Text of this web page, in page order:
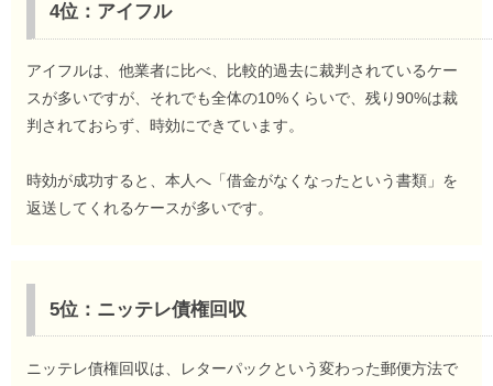
4位：アイフル
アイフルは、他業者に比べ、比較的過去に裁判されているケー
スが多いですが、それでも全体の10%くらいで、残り90%は裁
判されておらず、時効にできています。
時効が成功すると、本人へ「借金がなくなったという書類」を
返送してくれるケースが多いです。
5位：ニッテレ債権回収
ニッテレ債権回収は、レターパックという変わった郵便方法で